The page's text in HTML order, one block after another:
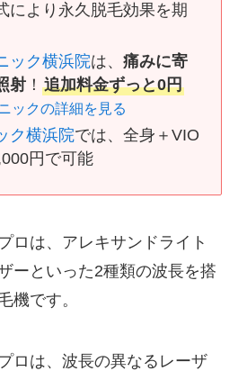
により永久脱毛効果を期
ック横浜院は、痛みに寄
射 ！追加料金ずっと0円
ックの詳細を見る
ク横浜院では、全身＋VIO
円で可能
ロは、アレキサンドライト
ーといった2種類の波長を搭
機です。
ロは、波長の異なるレーザ